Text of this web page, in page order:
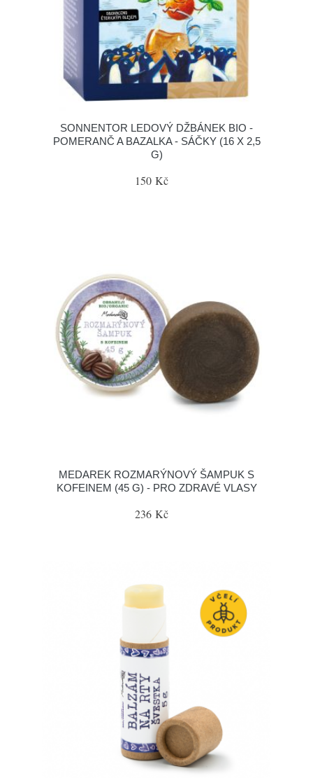
SONNENTOR LEDOVÝ DŽBÁNEK BIO -
POMERANČ A BAZALKA - SÁČKY (16 X 2,5
G)
150 Kč
MEDAREK ROZMARÝNOVÝ ŠAMPUK S
KOFEINEM (45 G) - PRO ZDRAVÉ VLASY
236 Kč